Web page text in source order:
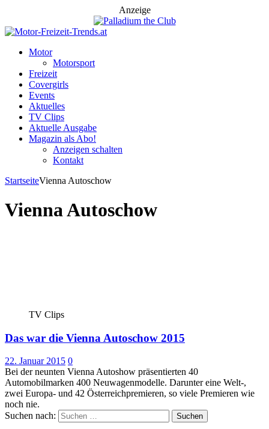
Anzeige
Motor
Motorsport
Freizeit
Covergirls
Events
Aktuelles
TV Clips
Aktuelle Ausgabe
Magazin als Abo!
Anzeigen schalten
Kontakt
StartseiteVienna Autoschow
Vienna Autoschow
TV Clips
Das war die Vienna Autoschow 2015
22. Januar 2015 0
Bei der neunten Vienna Autoshow präsentierten 40
Automobilmarken 400 Neuwagenmodelle. Darunter eine Welt-,
zwei Europa- und 42 Österreichpremieren, so viele Premieren wie
noch nie.
Suchen nach: